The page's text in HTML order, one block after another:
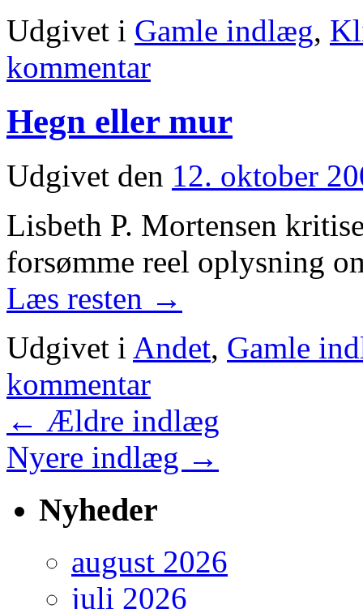
Udgivet i Gamle indlæg,
kommentar
Hegn eller mur
Udgivet den 12. oktober
Lisbeth P. Mortensen
forsømme reel oplysning
Læs resten →
Udgivet i Andet, Gamle
kommentar
← Ældre indlæg
Nyere indlæg →
Nyheder
august 2026
juli 2026